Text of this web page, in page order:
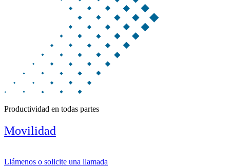
Productividad en todas partes
Movilidad
Llámenos o solicite una llamada